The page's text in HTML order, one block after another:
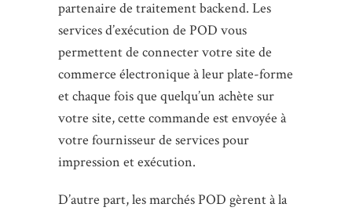
partenaire de traitement backend. Les
services d’exécution de POD vous
permettent de connecter votre site de
commerce électronique à leur plate-forme
et chaque fois que quelqu’un achète sur
votre site, cette commande est envoyée à
votre fournisseur de services pour
impression et exécution.
D’autre part, les marchés POD gèrent à la